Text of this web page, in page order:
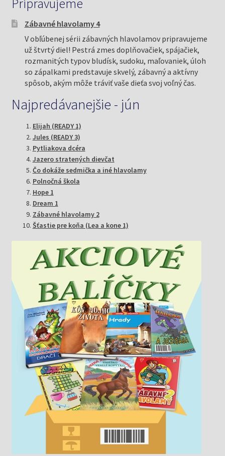
Zábavné hlavolamy 4
V obľúbenej sérii zábavných hlavolamov pripravujeme
už štvrtý diel! Pestrá zmes doplňovačiek, spájačiek,
rozmanitých typov bludísk, sudoku, maľovaniek, úloh
so zápalkami predstavuje skvelý, zábavný a aktívny
spôsob, akým môže tráviť vaše dieťa svoj voľný čas.
Najpredávanejšie - jún
Elijah (READY 1)
Jules (READY 3)
Pytliakova dcéra
Jazero stratených dievčat
Čo dokáže sedmička a iné hlavolamy
Polnočná škola
Hope 1
Dream 1
Zábavné hlavolamy 2
Šťastie pre koňa (Lea a kone 1)